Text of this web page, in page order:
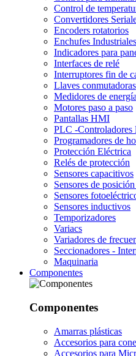
Control de
Convertidores
Encoders rotatorios
Enchufes Industriales
Indicadores para
Interfaces de relé
Interruptores fin de
Llaves conmutadoras
Medidores de
Motores paso a paso
Pantallas HMI
PLC -Controladores
Programadores de
Protección Eléctrica
Relés de protección
Sensores capacitivos
Sensores de
Sensores
Sensores inductivos
Temporizadores
Variacs
Variadores de
Seccionadores -
Maquinaria
Componentes
Componentes
Amarras plásticas
Accesorios para
Accesorios para